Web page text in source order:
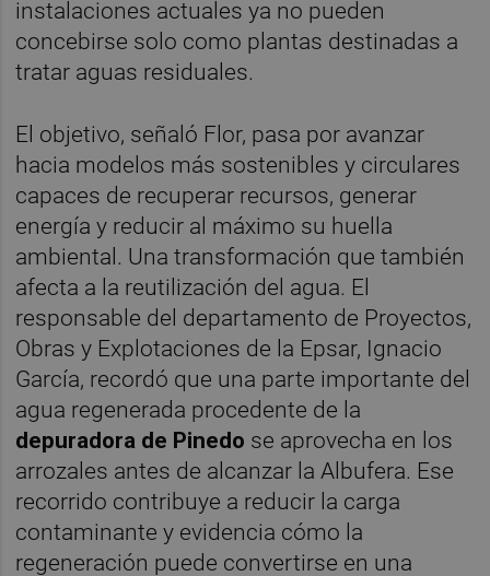
instalaciones actuales ya no pueden
concebirse solo como plantas destinadas a
tratar aguas residuales.
El objetivo, señaló Flor, pasa por avanzar
hacia modelos más sostenibles y circulares
capaces de recuperar recursos, generar
energía y reducir al máximo su huella
ambiental. Una transformación que también
afecta a la reutilización del agua. El
responsable del departamento de Proyectos,
Obras y Explotaciones de la Epsar, Ignacio
García, recordó que una parte importante del
agua regenerada procedente de la
depuradora de Pinedo se aprovecha en los
arrozales antes de alcanzar la Albufera. Ese
recorrido contribuye a reducir la carga
contaminante y evidencia cómo la
regeneración puede convertirse en una